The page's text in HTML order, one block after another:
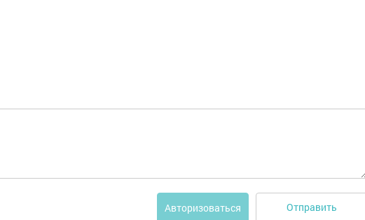
Авторизоваться Отправить